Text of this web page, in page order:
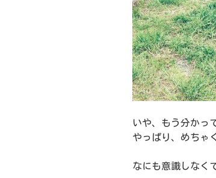
いや、もう分かっ
やっぱり、めちゃ
なにも意識しなく